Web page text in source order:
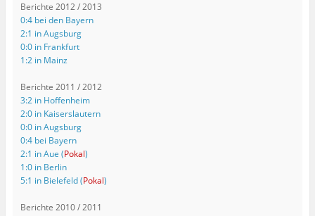
Berichte 2012 / 2013
0:4 bei den Bayern
2:1 in Augsburg
0:0 in Frankfurt
1:2 in Mainz
Berichte 2011 / 2012
3:2 in Hoffenheim
2:0 in Kaiserslautern
0:0 in Augsburg
0:4 bei Bayern
2:1 in Aue (Pokal)
1:0 in Berlin
5:1 in Bielefeld (Pokal)
Berichte 2010 / 2011